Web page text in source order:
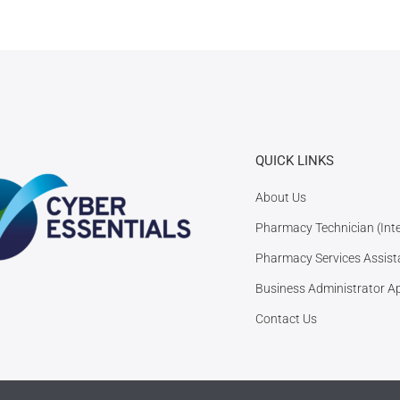
QUICK LINKS
About Us
Pharmacy Technician
Pharmacy Services
Business Administrator
Contact Us